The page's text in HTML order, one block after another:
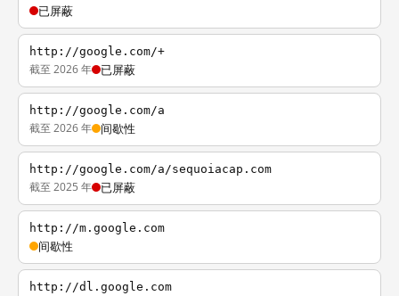
已屏蔽
http://google.com/+
截至 2026 年 已屏蔽
http://google.com/a
截至 2026 年 间歇性
http://google.com/a/sequoiacap.com
截至 2025 年 已屏蔽
http://m.google.com
间歇性
http://dl.google.com